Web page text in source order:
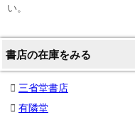
い。
書店の在庫をみる
三省堂書店
有隣堂